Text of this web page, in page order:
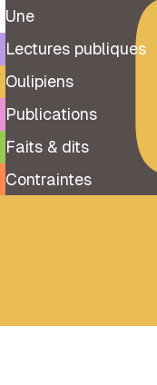
Une
Lectures publiques
Oulipiens
Publications
Faits & dits
Contraintes